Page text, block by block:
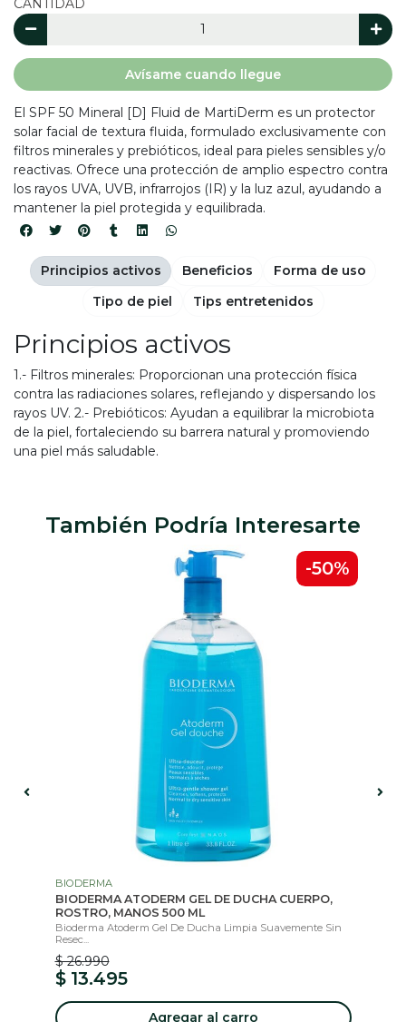
CANTIDAD
Avísame cuando llegue
El SPF 50 Mineral [D] Fluid de MartiDerm es un protector
solar facial de textura fluida, formulado exclusivamente con
filtros minerales y prebióticos, ideal para pieles sensibles y/o
reactivas. Ofrece una protección de amplio espectro contra
los rayos UVA, UVB, infrarrojos (IR) y la luz azul, ayudando a
mantener la piel protegida y equilibrada.
Principios activos
1.- Filtros minerales: Proporcionan una protección física
contra las radiaciones solares, reflejando y dispersando los
rayos UV. 2.- Prebióticos: Ayudan a equilibrar la microbiota
de la piel, fortaleciendo su barrera natural y promoviendo
una piel más saludable.
Principios activos Beneficios
Forma de uso
Tipo de piel
Tips entretenidos
También Podría Interesarte
-50%
BIODERMA
BIODERMA ATODERM GEL DE DUCHA CUERPO,
ROSTRO, MANOS 500 ML
Bioderma Atoderm Gel De Ducha Limpia Suavemente Sin
Resec...
$ 26.990
$ 13.495
Agregar al carro